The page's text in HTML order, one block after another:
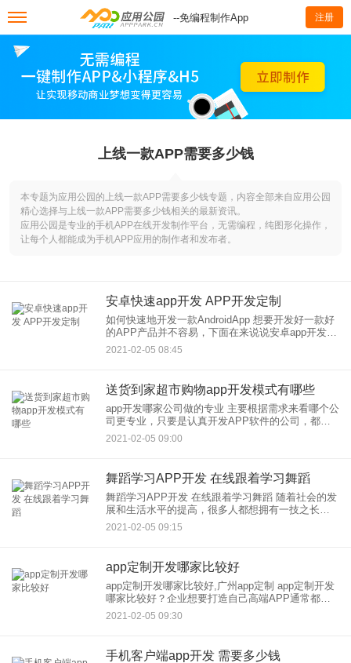
--免编程制作App 注册
上线一款APP需要多少钱
本专题为应用公园的上线一款APP需要多少钱专题，内容全部来自应用公园
精心选择与上线一款APP需要多少钱相关的最新资讯。
应用公园是专业的手机APP在线开发制作平台，无需编程，纯图形化操作，
让每个人都能成为手机APP应用的制作者和发布者。
安卓快速app开发 APP开发定制
如何快速地开发一款AndroidApp 想要开发好一款好
的APP产品并不容易，下面在来说说安卓app开发过
程中需要注意的问题： 1、安卓app开发有自己规范
的一套标
2021-02-05 08:45
送货到家超市购物app开发模式有哪些
app开发哪家公司做的专业 主要根据需求来看哪个公
司更专业，只要是认真开发APP软件的公司，都还
是不错的。 作为从业者，我们是这样建议：
2021-02-05 09:00
舞蹈学习APP开发 在线跟着学习舞蹈
舞蹈学习APP开发 在线跟着学习舞蹈 随着社会的发
展和生活水平的提高，很多人都想拥有一技之长，
舞蹈不仅可以培养一个人的气质，还能在塑造优美
的体态，成为很多人技能学习的优选，但是自学舞
2021-02-05 09:15
app定制开发哪家比较好
app定制开发哪家比较好,广州app定制 app定制开发
哪家比较好？企业想要打造自己高端APP通常都会
优先考虑app定制开发，要挑选一家专业靠谱的app
开发公司，专业靠谱。app开发
2021-02-05 09:30
手机客户端app开发 需要多少钱